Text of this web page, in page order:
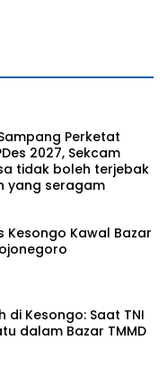
Perketat
2027, Sekcam
tidak boleh terjebak
yang seragam
Kesongo Kawal Bazar
di Kesongo: Saat TNI
dalam Bazar TMMD